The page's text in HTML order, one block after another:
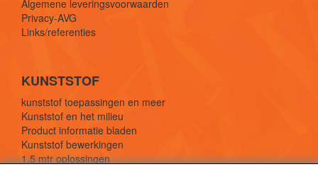
Algemene leveringsvoorwaarden
Privacy-AVG
Links/referenties
KUNSTSTOF
kunststof toepassingen en meer
Kunststof en het milieu
Product informatie bladen
Kunststof bewerkingen
1,5 mtr oplossingen